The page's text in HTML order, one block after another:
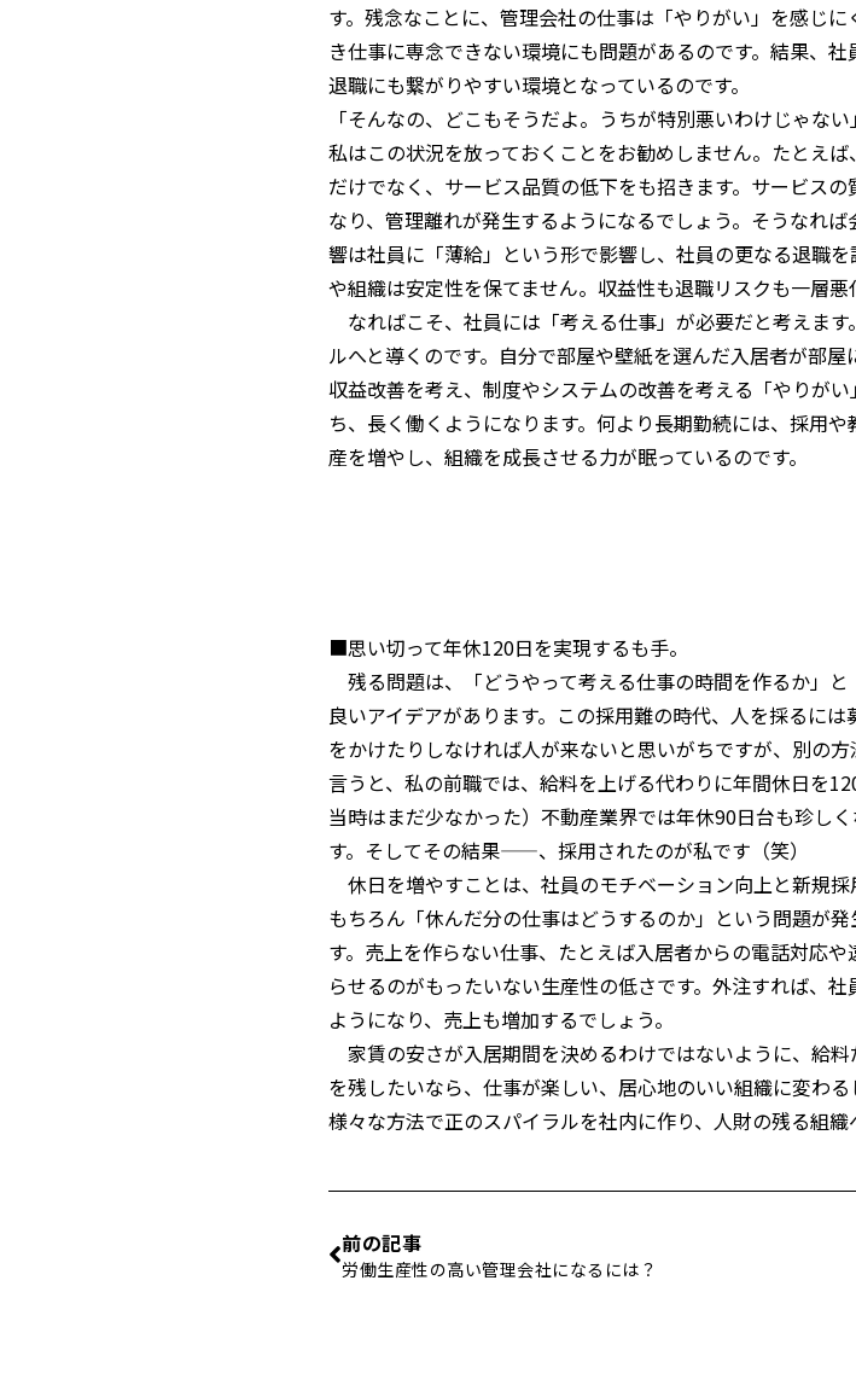
す。残念なことに、管理会社の仕事は「やりがい」を感じ
き仕事に専念できない環境にも問題があるのです。結果、
退職にも繋がりやすい環境となっているのです。
「そんなの、どこもそうだよ。うちが特別悪いわけじゃな
私はこの状況を放っておくことをお勧めしません。たとえ
だけでなく、サービス品質の低下をも招きます。サービス
なり、管理離れが発生するようになるでしょう。そうなれ
響は社員に「薄給」という形で影響し、社員の更なる退職
や組織は安定性を保てません。収益性も退職リスクも一層悪
なればこそ、社員には「考える仕事」が必要だと考えま
ルへと導くのです。自分で部屋や壁紙を選んだ入居者が部
収益改善を考え、制度やシステムの改善を考える「やりが
ち、長く働くようになります。何より長期勤続には、採用
産を増やし、組織を成長させる力が眠っているのです。
■思い切って年休120日を実現するも手。
残る問題は、「どうやって考える仕事の時間を作るか」
良いアイデアがあります。この採用難の時代、人を採るに
をかけたりしなければ人が来ないと思いがちですが、別の
言うと、私の前職では、給料を上げる代わりに年間休日を
当時はまだ少なかった）不動産業界では年休90日台も珍し
す。そしてその結果——、採用されたのが私です（笑）
休日を増やすことは、社員のモチベーション向上と新規採
もちろん「休んだ分の仕事はどうするのか」という問題が
す。売上を作らない仕事、たとえば入居者からの電話対応
らせるのがもったいない生産性の低さです。外注すれば、
ようになり、売上も増加するでしょう。
家賃の安さが入居期間を決めるわけではないように、給
を残したいなら、仕事が楽しい、居心地のいい組織に変わ
様々な方法で正のスパイラルを社内に作り、人財の残る組織
前の記事
労働生産性の高い管理会社になるには？